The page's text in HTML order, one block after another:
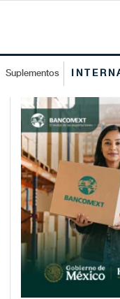
Suplementos